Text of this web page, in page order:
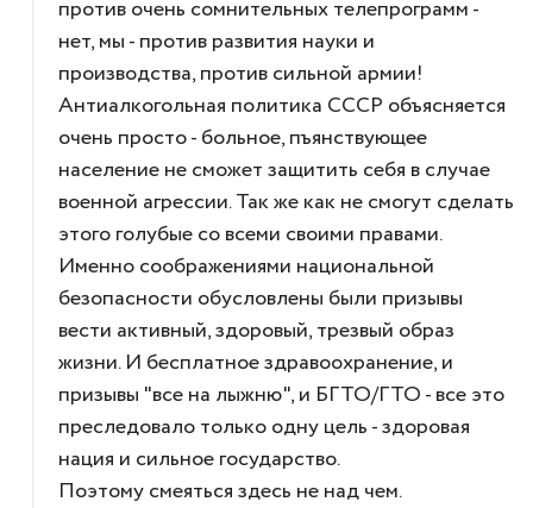
против очень сомнительных телепрограмм -
нет, мы - против развития науки и
производства, против сильной армии!
Антиалкогольная политика СССР объясняется
очень просто - больное, пъянствующее
население не сможет защитить себя в случае
военной агрессии. Так же как не смогут сделать
этого голубые со всеми своими правами.
Именно соображениями национальной
безопасности обусловлены были призывы
вести активный, здоровый, трезвый образ
жизни. И бесплатное здравоохранение, и
призывы "все на лыжню", и БГТО/ГТО - все это
преследовало только одну цель - здоровая
нация и сильное государство.
Поэтому смеяться здесь не над чем.